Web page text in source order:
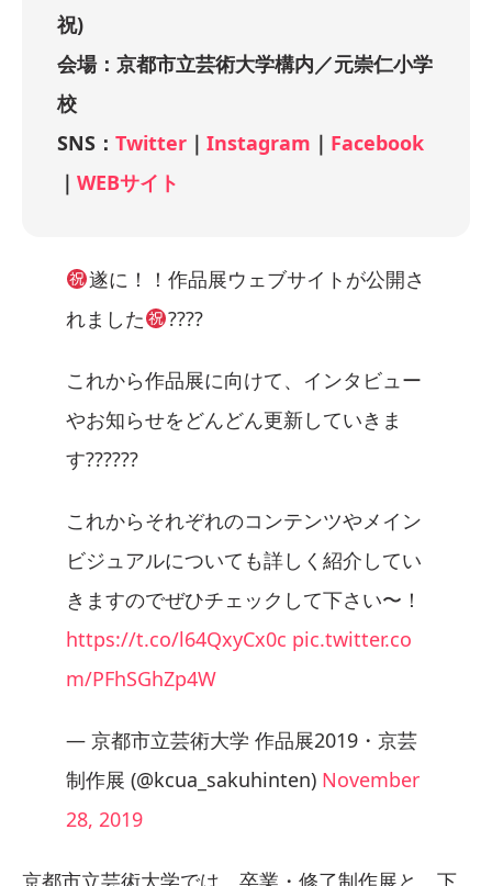
祝)
会場：京都市立芸術大学構内／元崇仁小学
校
SNS： Twitter ｜ Instagram ｜ Facebook
｜ WEBサイト
遂に！！作品展ウェブサイトが公開さ
れました
????
これから作品展に向けて、インタビュー
やお知らせをどんどん更新していきま
す??‍?‍?‍??
これからそれぞれのコンテンツやメイン
ビジュアルについても詳しく紹介してい
きますのでぜひチェックして下さい〜！
https://t.co/l64QxyCx0c pic.twitter.co
m/PFhSGhZp4W
— 京都市立芸術大学 作品展2019・京芸
制作展 (@kcua_sakuhinten) November
28, 2019